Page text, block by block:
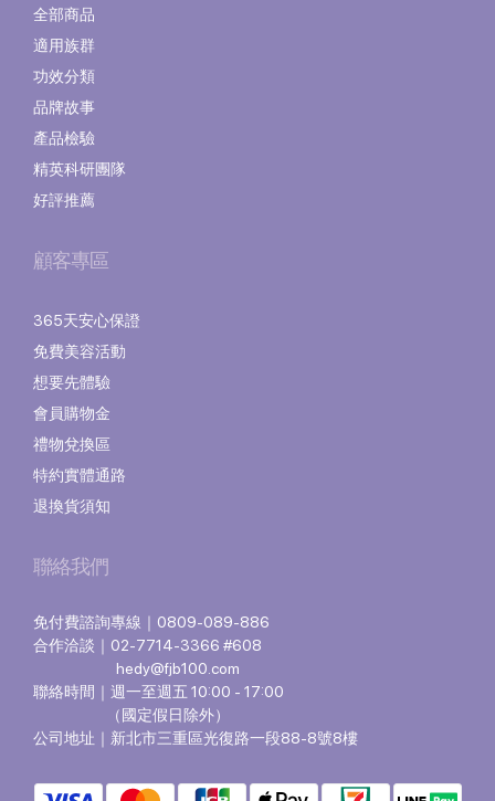
全部商品
適用族群
功效分類
品牌故事
產品檢驗
精英科研團隊
好評推薦
顧客專區
365天安心保證
免費美容活動
想要先體驗
會員購物金
禮物兌換區
特約實體通路
退換貨須知
聯絡我們
免付費諮詢專線｜0809-089-886
合作洽談｜02-7714-3366 #608
hedy@fjb100.com
聯絡時間｜週一至週五 10:00 - 17:00
（國定假日除外）
公司地址｜新北市三重區光復路一段88-8號8樓